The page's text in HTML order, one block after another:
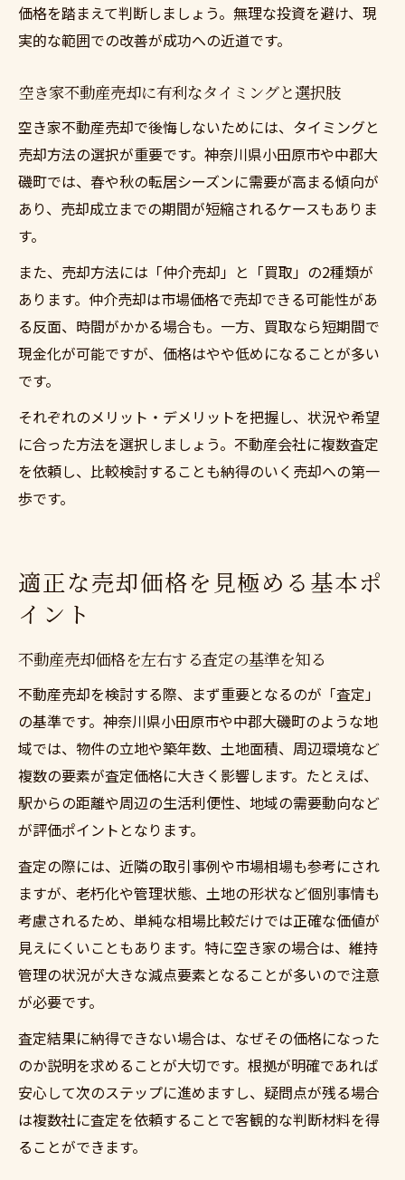
価格を踏まえて判断しましょう。無理な投資を避け、現
実的な範囲での改善が成功への近道です。
空き家不動産売却に有利なタイミングと選択肢
空き家不動産売却で後悔しないためには、タイミングと
売却方法の選択が重要です。神奈川県小田原市や中郡大
磯町では、春や秋の転居シーズンに需要が高まる傾向が
あり、売却成立までの期間が短縮されるケースもありま
す。
また、売却方法には「仲介売却」と「買取」の2種類が
あります。仲介売却は市場価格で売却できる可能性があ
る反面、時間がかかる場合も。一方、買取なら短期間で
現金化が可能ですが、価格はやや低めになることが多い
です。
それぞれのメリット・デメリットを把握し、状況や希望
に合った方法を選択しましょう。不動産会社に複数査定
を依頼し、比較検討することも納得のいく売却への第一
歩です。
適正な売却価格を見極める基本ポ
イント
不動産売却価格を左右する査定の基準を知る
不動産売却を検討する際、まず重要となるのが「査定」
の基準です。神奈川県小田原市や中郡大磯町のような地
域では、物件の立地や築年数、土地面積、周辺環境など
複数の要素が査定価格に大きく影響します。たとえば、
駅からの距離や周辺の生活利便性、地域の需要動向など
が評価ポイントとなります。
査定の際には、近隣の取引事例や市場相場も参考にされ
ますが、老朽化や管理状態、土地の形状など個別事情も
考慮されるため、単純な相場比較だけでは正確な価値が
見えにくいこともあります。特に空き家の場合は、維持
管理の状況が大きな減点要素となることが多いので注意
が必要です。
査定結果に納得できない場合は、なぜその価格になった
のか説明を求めることが大切です。根拠が明確であれば
安心して次のステップに進めますし、疑問点が残る場合
は複数社に査定を依頼することで客観的な判断材料を得
ることができます。